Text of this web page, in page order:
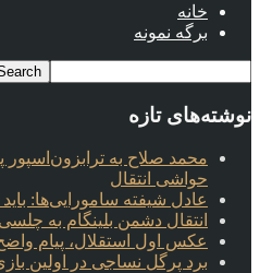
خانه
برگه نمونه
نوشته‌های تازه
محمد صلاح به ترابزون‌اسپور
حواشی انتقال
عادل شیفته سامورایی‌ها:
انتقال دشمن بلینگام به
عکس اول استقلال، پیام
برد پرگل نساجی در اولین